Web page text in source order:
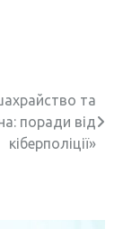
та
поради від
кіберполіції»